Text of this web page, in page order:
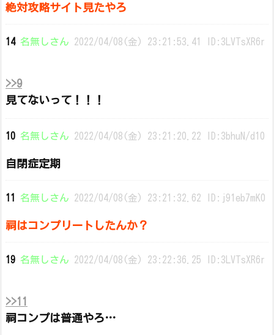
絶対攻略サイト見たやろ
14 名無しさん 2022/04/08(金) 23:21:53.41 ID:3LVTsXR6r
>>9
見てないって！！！
10 名無しさん 2022/04/08(金) 23:21:20.22 ID:3bhuN/d10
自閉症定期
11 名無しさん 2022/04/08(金) 23:21:32.62 ID:j91eb7mK0
祠はコンプリートしたんか？
19 名無しさん 2022/04/08(金) 23:22:36.25 ID:3LVTsXR6r
>>11
祠コンプは普通やろ…